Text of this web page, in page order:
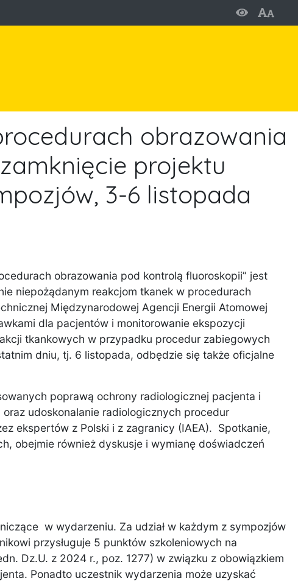
obrazowania
projektu
3-6 listopada
obrazowania pod kontrolą fluoroskopii” jest
niepożądanym reakcjom tkanek w procedurach
Międzynarodowej Agencji Energii Atomowej
dla pacjentów i monitorowanie ekspozycji
tkankowych w przypadku procedur zabiegowych
dniu, tj. 6 listopada, odbędzie się także oficjalne
poprawą ochrony radiologicznej pacjenta i
udoskonalanie radiologicznych procedur
ekspertów z Polski i z zagranicy (IAEA). Spotkanie,
obejmie również dyskusje i wymianę doświadczeń
w wydarzeniu. Za udział w każdym z sympozjów
przysługuje 5 punktów szkoleniowych na
Dz.U. z 2024 r., poz. 1277) w związku z obowiązkiem
Ponadto uczestnik wydarzenia może uzyskać